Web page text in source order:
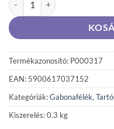
Termékazonosító: P000317
EAN: 5900617037152
Kategóriák:Gabonafélék,
Kiszerelés: 0.3 kg